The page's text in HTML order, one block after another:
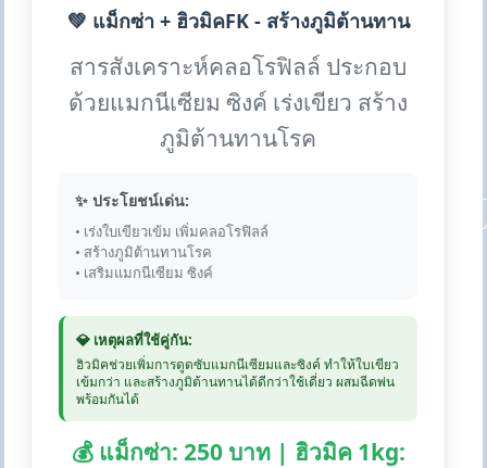
💚 แม็กซ่า + ฮิวมิคFK - สร้างภูมิต้านทาน
สารสังเคราะห์คลอโรฟิลล์ ประกอบ
ด้วยแมกนีเซียม ซิงค์ เร่งเขียว สร้าง
ภูมิต้านทานโรค
✨ ประโยชน์เด่น:
• เร่งใบเขียวเข้ม เพิ่มคลอโรฟิลล์
• สร้างภูมิต้านทานโรค
• เสริมแมกนีเซียม ซิงค์
💎 เหตุผลที่ใช้คู่กัน:
ฮิวมิคช่วยเพิ่มการดูดซับแมกนีเซียมและซิงค์ ทำให้ใบเขียว
เข้มกว่า และสร้างภูมิต้านทานได้ดีกว่าใช้เดี่ยว ผสมฉีดพ่น
พร้อมกันได้
💰 แม็กซ่า: 250 บาท | ฮิวมิค 1kg: